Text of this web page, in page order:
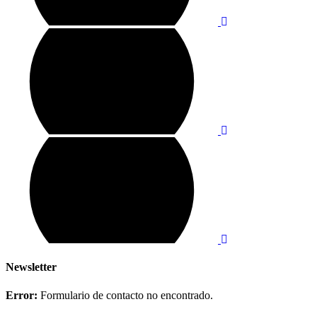
Newsletter
Error: Formulario de contacto no encontrado.